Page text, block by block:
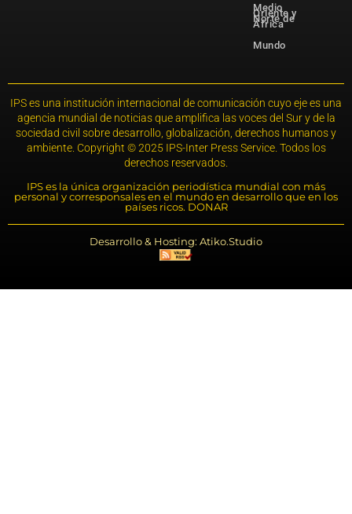
Medio
Oriente y
Norte de
África
Mundo
IPS es una institución internacional de comunicación cuyo eje es una
agencia mundial de noticias que amplifica las voces del Sur y de la
sociedad civil sobre desarrollo, globalización, derechos humanos y
ambiente. Copyright © 2025 IPS-Inter Press Service. Todos los
derechos reservados.
IPS es la única organización periodística mundial con más
personal y corresponsales en el mundo en desarrollo que en los
países ricos. DONAR
Desarrollo & Hosting: Atiko.Studio